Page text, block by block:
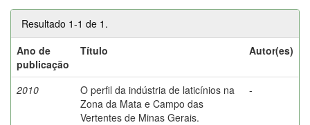
Resultado 1-1 de 1.
Ano de
publicação
Título Autor(es)
2010
O perfil da indústria de laticínios na
Zona da Mata e Campo das
Vertentes de Minas Gerais.
-